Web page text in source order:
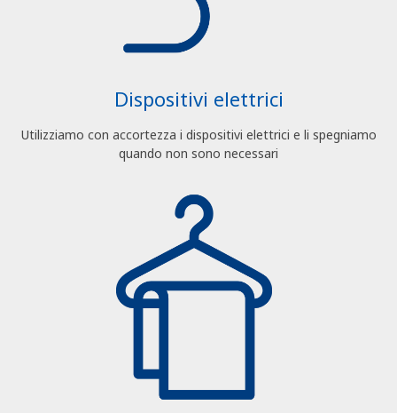
Dispositivi elettrici
Utilizziamo con accortezza i dispositivi elettrici e li spegniamo
quando non sono necessari